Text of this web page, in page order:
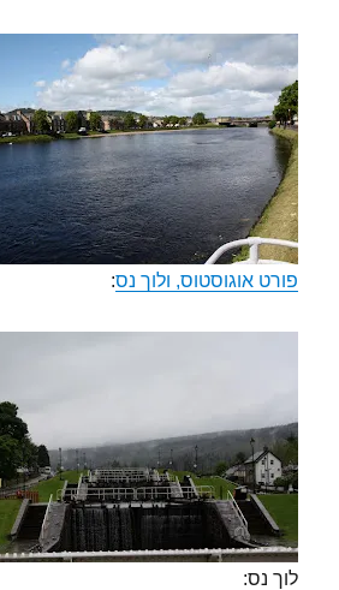
פורט אוגוסטוס, ולוך נס:
לוך נס: